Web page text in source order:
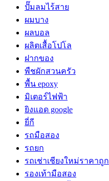
ปั๊มลมไร้สาย
ผมบาง
ผลบอล
ผลิตเสื้อโปโล
ฝากของ
พืชผักสวนครัว
พื้น epoxy
มิเตอร์ไฟฟ้า
ยิงแอด google
ยี่กี
รถมือสอง
รถยก
รถเช่าเชียงใหม่ราคาถูก
รองเท้ามือสอง